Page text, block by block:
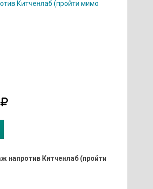
Китченлаб (пройти мимо
напротив Китченлаб (пройти